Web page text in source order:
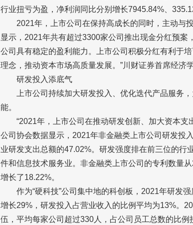
行业扭亏为盈，净利润同比分别增长7945.84%、
2021年，上市公司在保持高成长的同时，主动与
显示，2021年共有超过3300家公司推出现金分红预
公司具有稳定的盈利能力。上市公司积极分红有利于
理念，推动资本市场高质量发展。”川财证券首席经济
研发投入添底气
上市公司持续加大研发投入、优化迭代产品服务
能。
“2021年，上市公司在推动研发创新、加大资本
公司协会数据显示，2021年非金融类上市公司研发投
业研发支出总额的47.02%。研发强度排在前三位的
件和信息技术服务业。非金融类上市公司的专利数量
增长了18.22%。
作为“硬科技”公司集中地的科创板，2021年研发
增长29%，研发投入占营业收入的比例平均为13%。
伍，平均每家公司超过330人，占公司员工总数的比例